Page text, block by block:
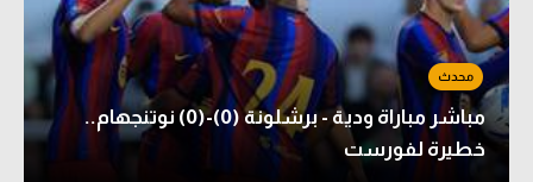
مباشر مباراة ودية - برشلونة (0)-(0) نوتنجهام..
خطيرة لفورست